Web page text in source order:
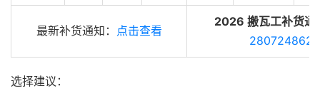
最新补货通知： 点击查看
2026 搬瓦工补货通
280724862
选择建议：